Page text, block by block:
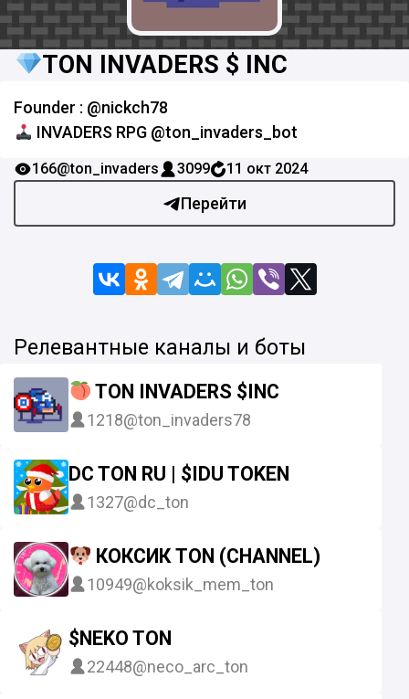
TON INVADERS $ INC
Founder : @nickch78
INVADERS RPG @ton_invaders_bot
Перейти
166@ton_invaders 3099 11 окт 2024
Релевантные каналы и боты
TON INVADERS $INC
1218@ton_invaders78
DC TON RU | $IDU TOKEN
1327@dc_ton
КОКСИК TON (CHANNEL)
10949@koksik_mem_ton
$NEKO TON
22448@neco_arc_ton